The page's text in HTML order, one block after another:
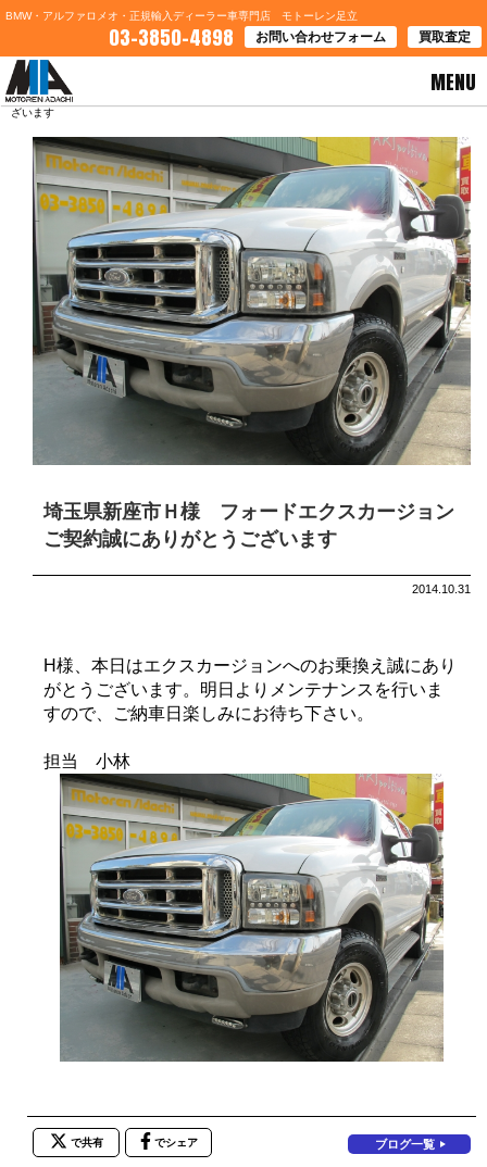
BMW・アルファロメオ・正規輸入ディーラー車専門店 モトーレン足立
03-3850-4898 お問い合わせフォーム 買取査定
MENU
HOME>ブログ一覧
ざいます
埼玉県新座市Ｈ様 フォードエクスカージョン
ご契約誠にありがとうございます
2014.10.31
H様、本日はエクスカージョンへのお乗換え誠にあり
がとうございます。明日よりメンテナンスを行いま
すので、ご納車日楽しみにお待ち下さい。
担当 小林
で共有 でシェア ブログ一覧